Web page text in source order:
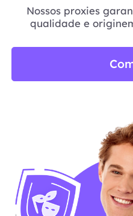
Nossos proxies
qualidade e